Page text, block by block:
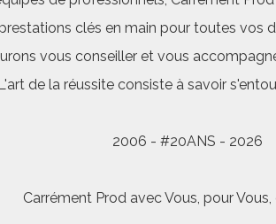
clés en main pour toutes vos
vous conseiller et vous
de la réussite consiste à savoir
2006 - #20ANS - 2026
Carrément Prod avec Vous, pour Vous,